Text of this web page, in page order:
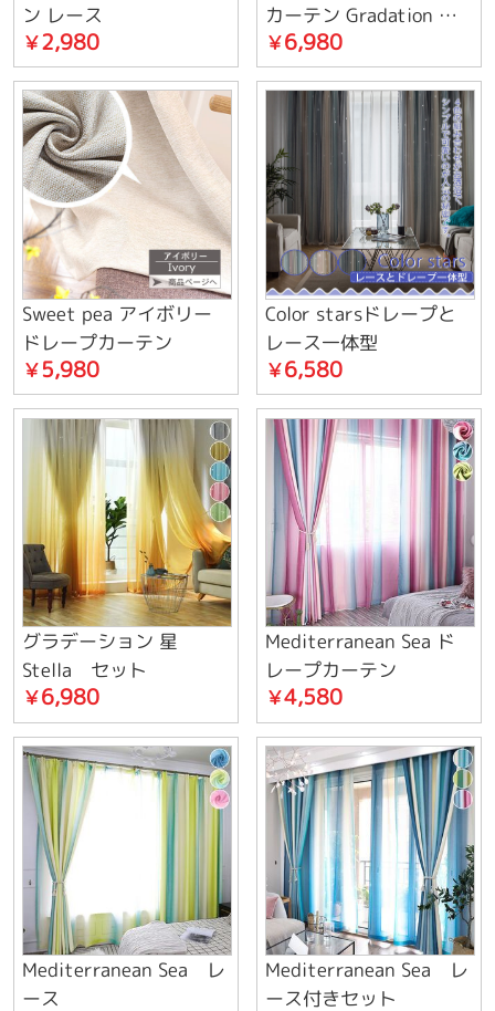
ン レース
￥2,980
カーテン Gradation セ
ット
￥6,980
Sweet pea アイボリー
ドレープカーテン
￥5,980
Color starsドレープと
レース一体型
￥6,580
グラデーション 星
Stella セット
￥6,980
Mediterranean Sea ド
レープカーテン
￥4,580
Mediterranean Sea レ
ース
Mediterranean Sea レ
ース付きセット